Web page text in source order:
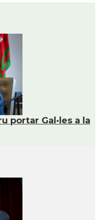
A EDINBURGH
a Enniskillen
a EXETER
Glasgow -Escòcia -
A GUILDFORD
portar Gal·les a la